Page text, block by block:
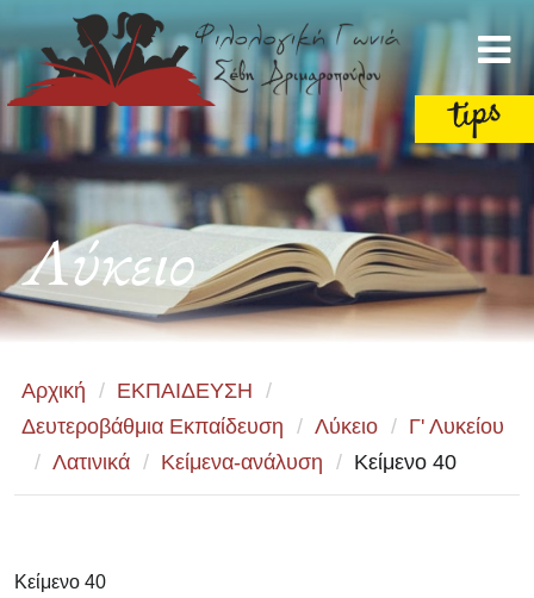
Λύκειο
Αρχική / ΕΚΠΑΙΔΕΥΣΗ /
Δευτεροβάθμια Εκπαίδευση / Λύκειο / Γ' Λυκείου
/ Λατινικά / Κείμενα-ανάλυση / Κείμενο 40
Κείμενο 40